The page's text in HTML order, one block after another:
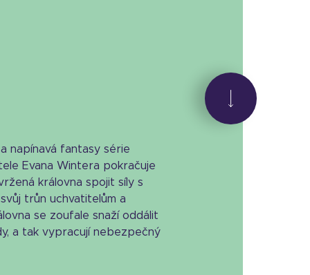
napínavá fantasy série
Evana Wintera pokračuje
královna spojit síly s
trůn uchvatitelům a
se zoufale snaží oddálit
a tak vypracují nebezpečný